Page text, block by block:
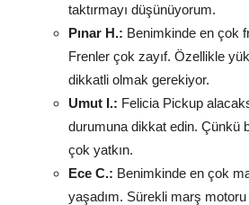
taktırmayı düşünüyorum.
Pınar H.: Benimkinde en çok
Frenler çok zayıf. Özellikle
dikkatli olmak gerekiyor.
Umut I.: Felicia Pickup
durumuna dikkat edin. Çünkü
çok yatkın.
Ece C.: Benimkinde en çok
yaşadım. Sürekli marş